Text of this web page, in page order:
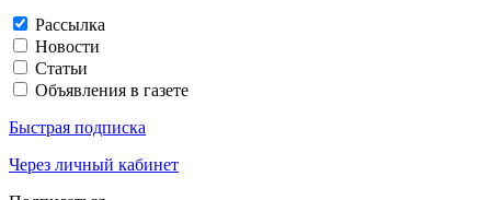
Рассылка
Новости
Статьи
Объявления в газете
Быстрая подписка
Через личный кабинет